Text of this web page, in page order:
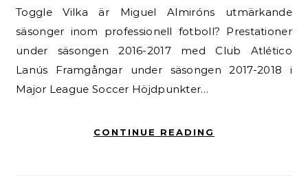
Toggle Vilka är Miguel Almiróns utmärkande
säsonger inom professionell fotboll? Prestationer
under säsongen 2016-2017 med Club Atlético
Lanús Framgångar under säsongen 2017-2018 i
Major League Soccer Höjdpunkter…
CONTINUE READING